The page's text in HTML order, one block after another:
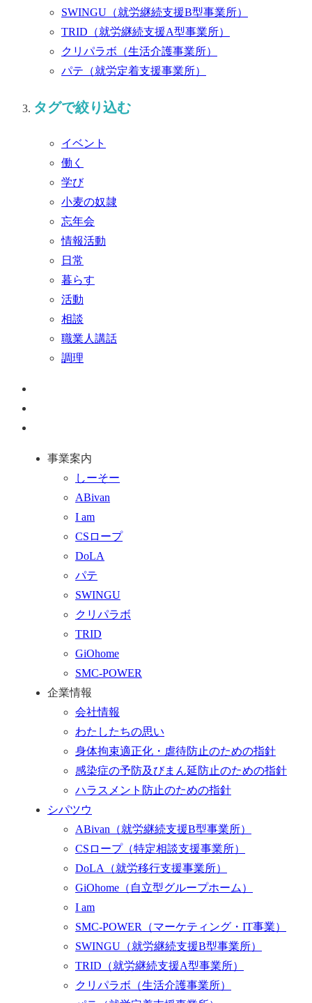
SWINGU （就労継続支援B型事業所）
TRID （就労継続支援A型事業所）
クリパラボ （生活介護事業所）
パテ （就労定着支援事業所）
タグで絞り込む
イベント
働く
学び
小麦の奴隷
忘年会
情報活動
日常
暮らす
活動
相談
職業人講話
調理
事業案内
しーそー
ABivan
I am
CSロープ
DoLA
パテ
SWINGU
クリパラボ
TRID
GiOhome
SMC-POWER
企業情報
会社情報
わたしたちの思い
身体拘束適正化・虐待防止のための指針
感染症の予防及びまん延防止のための指針
ハラスメント防止のための指針
シパツウ
ABivan （就労継続支援B型事業所）
CSロープ（特定相談支援事業所）
DoLA
（就労移行支援事業所）
GiOhome （自立型グループホーム）
I am
SMC-POWER
（マーケティング・IT事業）
SWINGU （就労継続支援B型事業所）
TRID （就労継続支援A型事業所）
クリパラボ （生活介護事業所）